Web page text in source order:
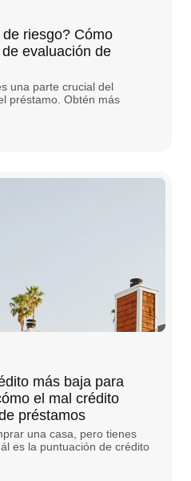
riesgo? Cómo
evaluación de
una parte crucial del
préstamo. Obtén más
más baja para
el mal crédito
préstamos
una casa, pero tienes
es la puntuación de crédito